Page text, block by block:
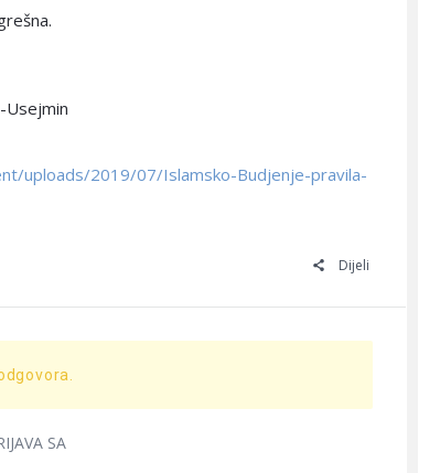
Usejmin
uploads/2019/07/Islamsko-Budjenje-pravila-
Dijeli
SA